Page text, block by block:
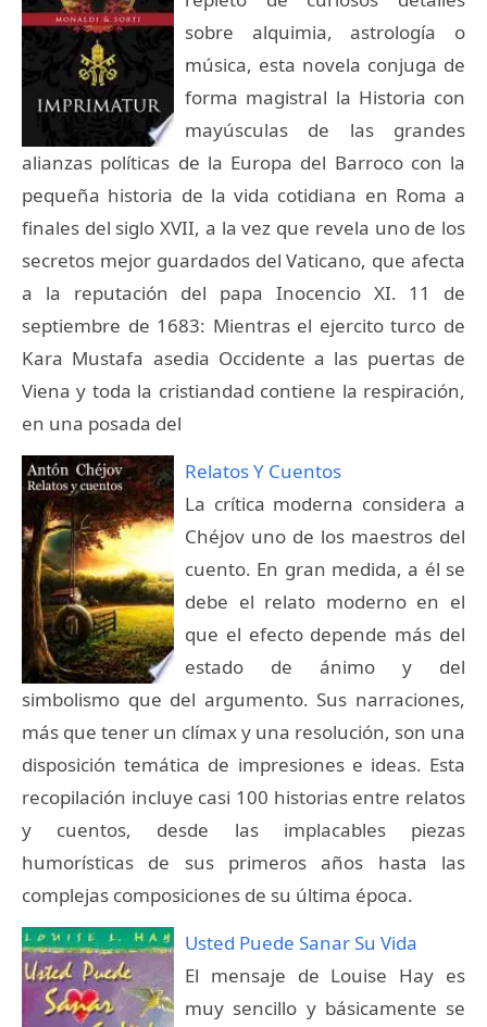
sobre alquimia, astrología o
música, esta novela conjuga de
forma magistral la Historia con
mayúsculas de las grandes
alianzas políticas de la Europa del Barroco con la
pequeña historia de la vida cotidiana en Roma a
finales del siglo XVII, a la vez que revela uno de los
secretos mejor guardados del Vaticano, que afecta
a la reputación del papa Inocencio XI. 11 de
septiembre de 1683: Mientras el ejercito turco de
Kara Mustafa asedia Occidente a las puertas de
Viena y toda la cristiandad contiene la respiración,
en una posada del
Relatos Y Cuentos
La crítica moderna considera a
Chéjov uno de los maestros del
cuento. En gran medida, a él se
debe el relato moderno en el
que el efecto depende más del
estado de ánimo y del
simbolismo que del argumento. Sus narraciones,
más que tener un clímax y una resolución, son una
disposición temática de impresiones e ideas. Esta
recopilación incluye casi 100 historias entre relatos
y cuentos, desde las implacables piezas
humorísticas de sus primeros años hasta las
complejas composiciones de su última época.
Usted Puede Sanar Su Vida
El mensaje de Louise Hay es
muy sencillo y básicamente se